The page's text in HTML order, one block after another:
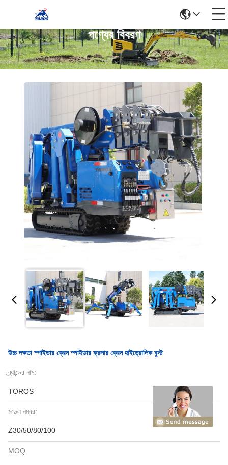
পণ্যের বিবরণ
উচ্চ দক্ষতা স্পাইডার ক্রেন স্পাইডার ক্রলার ক্রেন হাইড্রোলিক বুস্ট
ব্র্যান্ডের নাম:
TOROS
মডেল নম্বর:
Z30/50/80/100
MOQ: